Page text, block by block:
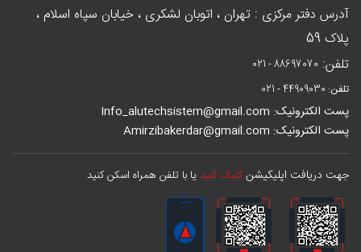
آدرس دفتر مرکزی : تهران ، اتوبان لشکری ، خیابان سپاه اسلام ،
پلاک 59
تلفن: 021 - 88697070
تلفن: 021 - 44909030
پست الکترونیک: Info_alutechsistem@gmail.com
پست الکترونیک: Amirzibakerdar@gmail.com
جهت دریافت اپلیکیشنکلیک کنید یا با تلفن همراه اسکن کنید